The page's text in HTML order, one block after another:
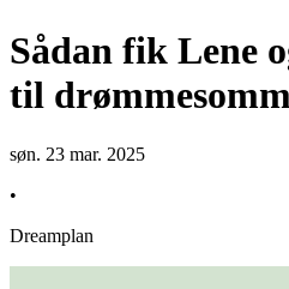
Sådan fik Lene
til
søn. 23 mar. 2025
•
Dreamplan